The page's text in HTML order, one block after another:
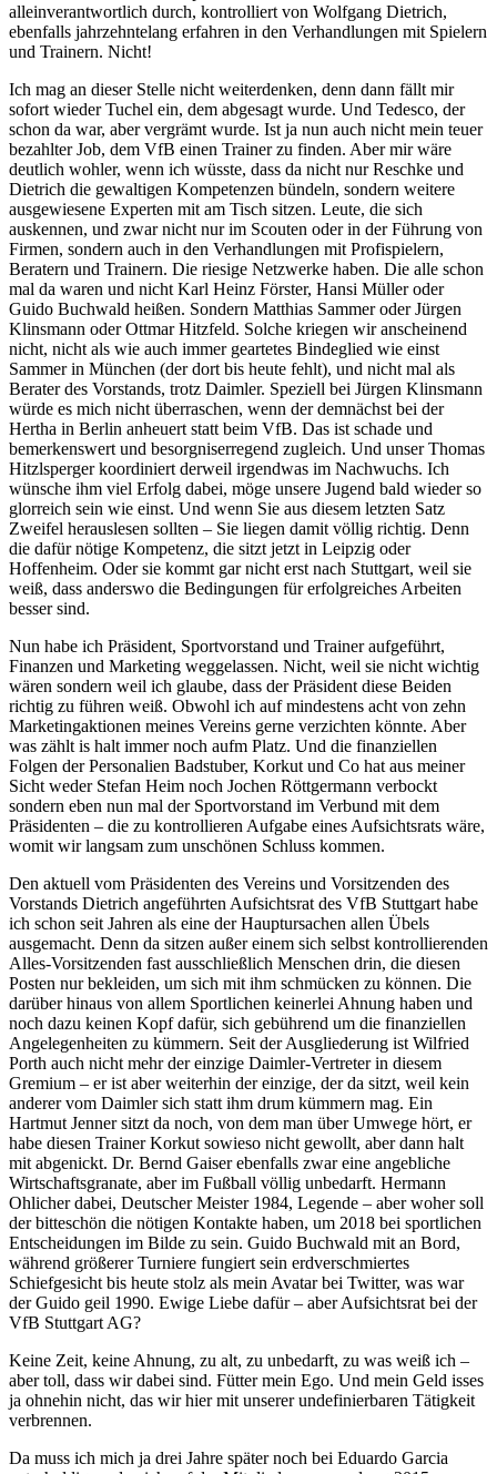
alleinverantwortlich durch, kontrolliert von Wolfgang Dietrich,
ebenfalls jahrzehntelang erfahren in den Verhandlungen mit Spielern
und Trainern. Nicht!
Ich mag an dieser Stelle nicht weiterdenken, denn dann fällt mir
sofort wieder Tuchel ein, dem abgesagt wurde. Und Tedesco, der
schon da war, aber vergrämt wurde. Ist ja nun auch nicht mein teuer
bezahlter Job, dem VfB einen Trainer zu finden. Aber mir wäre
deutlich wohler, wenn ich wüsste, dass da nicht nur Reschke und
Dietrich die gewaltigen Kompetenzen bündeln, sondern weitere
ausgewiesene Experten mit am Tisch sitzen. Leute, die sich
auskennen, und zwar nicht nur im Scouten oder in der Führung von
Firmen, sondern auch in den Verhandlungen mit Profispielern,
Beratern und Trainern. Die riesige Netzwerke haben. Die alle schon
mal da waren und nicht Karl Heinz Förster, Hansi Müller oder
Guido Buchwald heißen. Sondern Matthias Sammer oder Jürgen
Klinsmann oder Ottmar Hitzfeld. Solche kriegen wir anscheinend
nicht, nicht als wie auch immer geartetes Bindeglied wie einst
Sammer in München (der dort bis heute fehlt), und nicht mal als
Berater des Vorstands, trotz Daimler. Speziell bei Jürgen Klinsmann
würde es mich nicht überraschen, wenn der demnächst bei der
Hertha in Berlin anheuert statt beim VfB. Das ist schade und
bemerkenswert und besorgniserregend zugleich. Und unser Thomas
Hitzlsperger koordiniert derweil irgendwas im Nachwuchs. Ich
wünsche ihm viel Erfolg dabei, möge unsere Jugend bald wieder so
glorreich sein wie einst. Und wenn Sie aus diesem letzten Satz
Zweifel herauslesen sollten – Sie liegen damit völlig richtig. Denn
die dafür nötige Kompetenz, die sitzt jetzt in Leipzig oder
Hoffenheim. Oder sie kommt gar nicht erst nach Stuttgart, weil sie
weiß, dass anderswo die Bedingungen für erfolgreiches Arbeiten
besser sind.
Nun habe ich Präsident, Sportvorstand und Trainer aufgeführt,
Finanzen und Marketing weggelassen. Nicht, weil sie nicht wichtig
wären sondern weil ich glaube, dass der Präsident diese Beiden
richtig zu führen weiß. Obwohl ich auf mindestens acht von zehn
Marketingaktionen meines Vereins gerne verzichten könnte. Aber
was zählt is halt immer noch aufm Platz. Und die finanziellen
Folgen der Personalien Badstuber, Korkut und Co hat aus meiner
Sicht weder Stefan Heim noch Jochen Röttgermann verbockt
sondern eben nun mal der Sportvorstand im Verbund mit dem
Präsidenten – die zu kontrollieren Aufgabe eines Aufsichtsrats wäre,
womit wir langsam zum unschönen Schluss kommen.
Den aktuell vom Präsidenten des Vereins und Vorsitzenden des
Vorstands Dietrich angeführten Aufsichtsrat des VfB Stuttgart habe
ich schon seit Jahren als eine der Hauptursachen allen Übels
ausgemacht. Denn da sitzen außer einem sich selbst kontrollierenden
Alles-Vorsitzenden fast ausschließlich Menschen drin, die diesen
Posten nur bekleiden, um sich mit ihm schmücken zu können. Die
darüber hinaus von allem Sportlichen keinerlei Ahnung haben und
noch dazu keinen Kopf dafür, sich gebührend um die finanziellen
Angelegenheiten zu kümmern. Seit der Ausgliederung ist Wilfried
Porth auch nicht mehr der einzige Daimler-Vertreter in diesem
Gremium – er ist aber weiterhin der einzige, der da sitzt, weil kein
anderer vom Daimler sich statt ihm drum kümmern mag. Ein
Hartmut Jenner sitzt da noch, von dem man über Umwege hört, er
habe diesen Trainer Korkut sowieso nicht gewollt, aber dann halt
mit abgenickt. Dr. Bernd Gaiser ebenfalls zwar eine angebliche
Wirtschaftsgranate, aber im Fußball völlig unbedarft. Hermann
Ohlicher dabei, Deutscher Meister 1984, Legende – aber woher soll
der bitteschön die nötigen Kontakte haben, um 2018 bei sportlichen
Entscheidungen im Bilde zu sein. Guido Buchwald mit an Bord,
während größerer Turniere fungiert sein erdverschmiertes
Schiefgesicht bis heute stolz als mein Avatar bei Twitter, was war
der Guido geil 1990. Ewige Liebe dafür – aber Aufsichtsrat bei der
VfB Stuttgart AG?
Keine Zeit, keine Ahnung, zu alt, zu unbedarft, zu was weiß ich –
aber toll, dass wir dabei sind. Fütter mein Ego. Und mein Geld isses
ja ohnehin nicht, das wir hier mit unserer undefinierbaren Tätigkeit
verbrennen.
Da muss ich mich ja drei Jahre später noch bei Eduardo Garcia